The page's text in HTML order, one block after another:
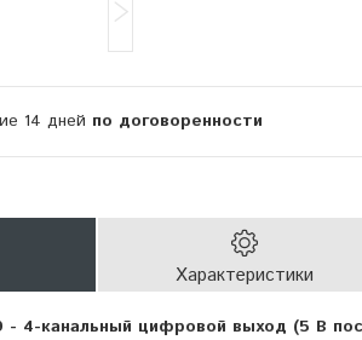
14 дней по договоренности
Характеристики
- 4-канальный цифровой выход (5 В